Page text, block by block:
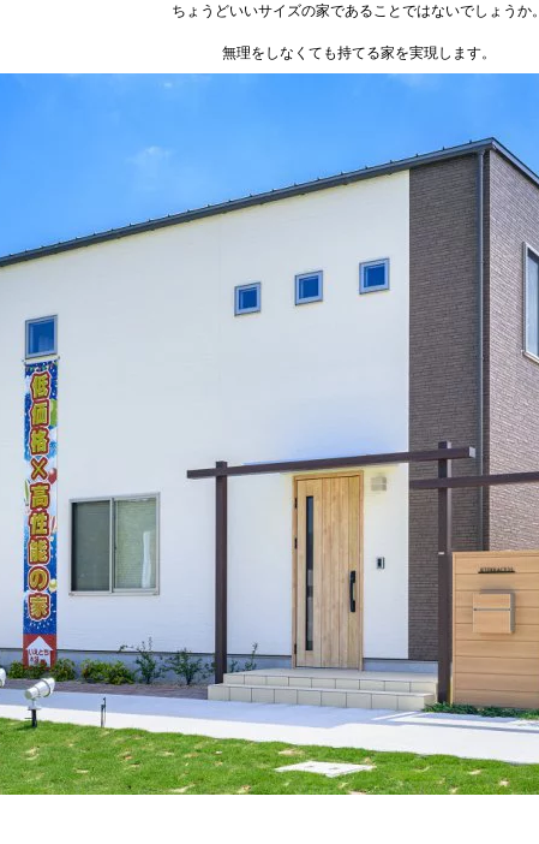
ちょうどいいサイズの家であることではないでしょうか。
無理をしなくても持てる家を実現します。